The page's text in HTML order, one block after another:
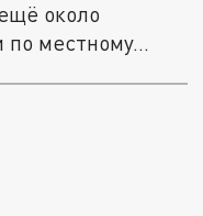
около
по местному...